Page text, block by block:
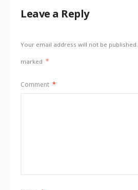
Leave a Reply
Your email address will not be published.
marked *
Comment *